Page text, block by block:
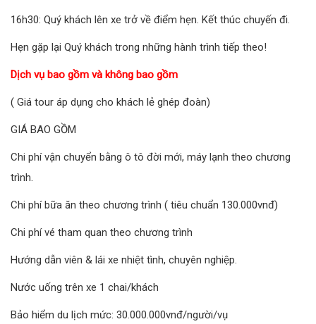
16h30: Quý khách lên xe trở về điểm hẹn. Kết thúc chuyến đi.
Hẹn gặp lại Quý khách trong những hành trình tiếp theo!
Dịch vụ bao gồm và không bao gồm
( Giá tour áp dụng cho khách lẻ ghép đoàn)
GIÁ BAO GỒM
Chi phí vận chuyển bằng ô tô đời mới, máy lạnh theo chương
trình.
Chi phí bữa ăn theo chương trình ( tiêu chuẩn 130.000vnđ)
Chi phí vé tham quan theo chương trình
Hướng dẫn viên & lái xe nhiệt tình, chuyên nghiệp.
Nước uống trên xe 1 chai/khách
Bảo hiểm du lịch mức: 30.000.000vnđ/người/vụ